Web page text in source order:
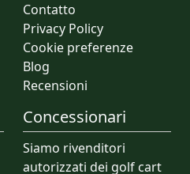
Contatto
Privacy Policy
Cookie preferenze
Blog
Recensioni
Concessionari
Siamo rivenditori
autorizzati dei golf cart